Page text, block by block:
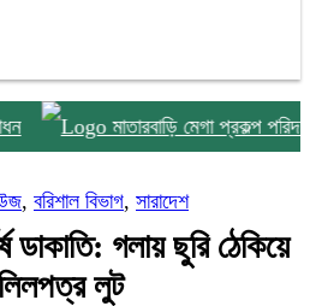
মাতারবাড়ি মেগা প্রকল্প পরিদর্শনে
, বরিশাল বিভাগ, সারাদেশ
ডাকাতি: গলায় ছুরি ঠেকিয়ে
লুট